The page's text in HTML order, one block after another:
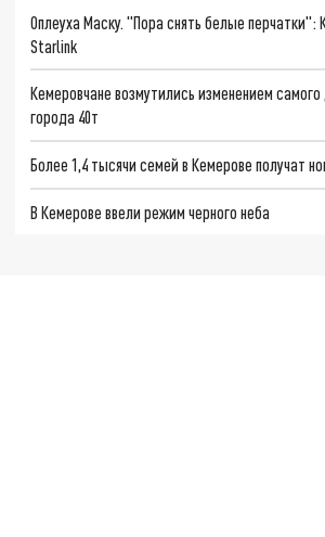
Оплеуха Маску. "Пора снять белые перчатки":
Starlink
Кемеровчане возмутились изменением
города 40т
Более 1,4 тысячи семей в Кемерове получат
В Кемерове ввели режим черного неба